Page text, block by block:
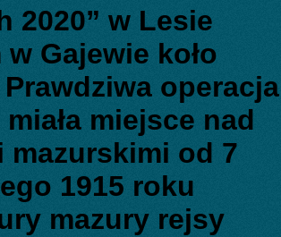
2020” w Lesie
Gajewie koło
operacja
miejsce nad
mazurskimi od 7
1915 roku
mazury rejsy